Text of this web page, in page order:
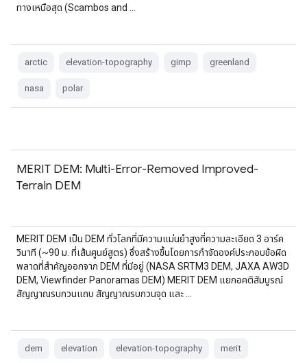
ทางเหนือสุด (Scambos and …
arctic elevation-topography gimp greenland
nasa polar
MERIT DEM: Multi-Error-Removed Improved-
Terrain DEM
MERIT DEM เป็น DEM ทั่วโลกที่มีความแม่นยำสูงที่ความละเอียด 3 อาร์ค
วินาที (~90 ม. ที่เส้นศูนย์สูตร) ซึ่งสร้างขึ้นโดยการกำจัดองค์ประกอบข้อผิด
พลาดที่สำคัญออกจาก DEM ที่มีอยู่ (NASA SRTM3 DEM, JAXA AW3D
DEM, Viewfinder Panoramas DEM) MERIT DEM แยกอคติสัมบูรณ์
สัญญาณรบกวนแถบ สัญญาณรบกวนจุด และ …
dem elevation elevation-topography merit